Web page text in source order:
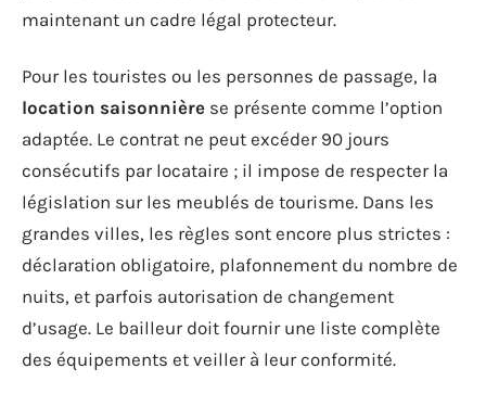
maintenant un cadre légal protecteur.
Pour les touristes ou les personnes de passage, la
location saisonnière se présente comme l’option
adaptée. Le contrat ne peut excéder 90 jours
consécutifs par locataire ; il impose de respecter la
législation sur les meublés de tourisme. Dans les
grandes villes, les règles sont encore plus strictes :
déclaration obligatoire, plafonnement du nombre de
nuits, et parfois autorisation de changement
d’usage. Le bailleur doit fournir une liste complète
des équipements et veiller à leur conformité.